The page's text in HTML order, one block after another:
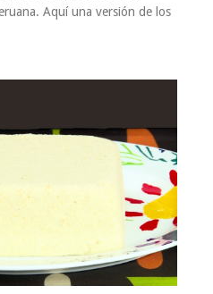
Aquí una versión de los